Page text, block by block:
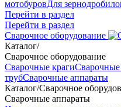
мотобуровДля
Перейти в раздел
Перейти в раздел
Сварочное оборудование
Каталог/
Сварочное оборудование
Сварочные краги
трубСварочные аппараты
Каталог/Сварочное
Сварочные аппараты